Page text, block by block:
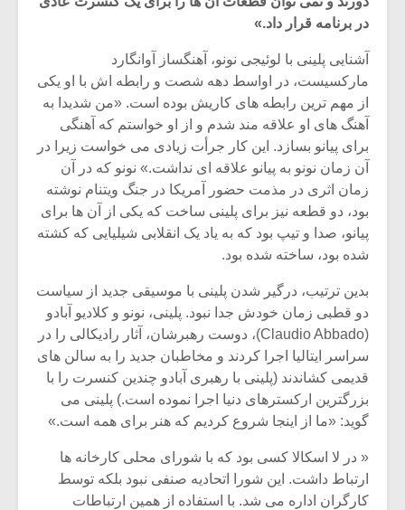
در برنامه قرار داد.»
آشنایی پلینی با لوئیجی نونو، آهنگساز آوانگارد
مارکسیست، در اواسط دهه شصت و رابطه اش با او یکی
از مهم ترین رابطه های کاریش بوده است. «من شدیدا به
آهنگ های او علاقه مند شدم و از او خواستم که آهنگی
برای پیانو بسازد. این کار جرأت زیادی می خواست زیرا در
آن زمان نونو به پیانو علاقه ای نداشت.» نونو که در آن
زمان اثری در مذمت حضور آمریکا در جنگ ویتنام نوشته
بود، دو قطعه نیز برای پلینی ساخت که یکی از آن ها برای
پیانو، صدا و تیپ بود که به یاد یک انقلابی شیلیایی که کشته
شده بود، ساخته شده بود.
بدین ترتیب، درگیر شدن پلینی با موسیقی جدید از سیاست
دو قطبی زمان خودش جدا نبود. پلینی، نونو و کلادیو آبادو
(Claudio Abbado)، دوست رهبرشان، آثار رادیکالی را در
سراسر ایتالیا اجرا کردند و مخاطبان جدید را به سالن های
قدیمی کشاندند (پلینی با رهبری آبادو چندین کنسرت را با
بزرگترین ارکسترهای دنیا اجرا نموده است.) پلینی می
گوید: «ما از اینجا شروع کردیم که هنر برای همه است.»
« در لا اسکالا کسی بود که با شورای محلی کارخانه ها
ارتباط داشت. این شورا اتحادیه صنفی نبود بلکه توسط
کارگران اداره می شد. با استفاده از همین ارتباطات
میکلوش روژا
یادداشتی بر موسیقی
متن فیلم «متری
شیش و نیم»
اگر نمی توانی
مشهورترین باشی،
بدنام ترین باش
موسیقی
برگزار
سکانسی
موسیقی